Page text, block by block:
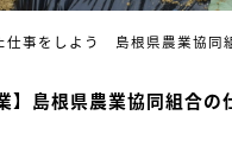
仕事をしよう 島根県農業協
】島根県農業協同組合の